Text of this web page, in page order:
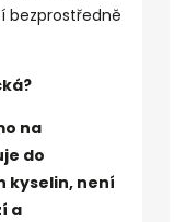
bezprostředně
na
do
kyselin, není
a